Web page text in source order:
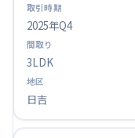
2025年Q4
3LDK
日吉